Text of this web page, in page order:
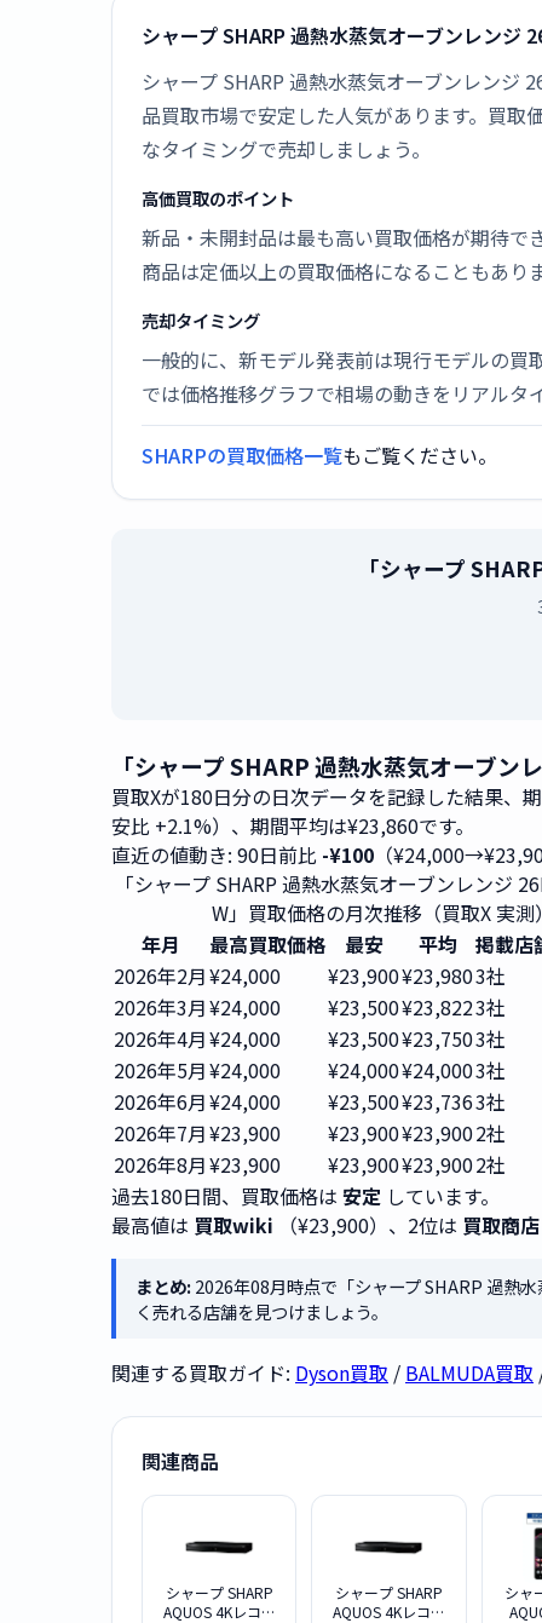
シャープ SHARP 過熱水蒸気オーブンレンジ
シャープ SHARP 過熱水蒸気オーブンレンジ
品買取市場で安定した人気があります。買取
なタイミングで売却しましょう。
高価買取のポイント
新品・未開封品は最も高い買取価格が期待で
商品は定価以上の買取価格になることもあり
売却タイミング
一般的に、新モデル発表前は現行モデルの買
では価格推移グラフで相場の動きをリアルタ
SHARPの買取価格一覧もご覧ください。
「シャープ
「シャープ SHARP 過熱水蒸気オーブ
買取Xが180日分の日次データを記録した結果、
安比 +2.1%）、期間平均は¥23,860です。
直近の値動き: 90日前比 -¥100 （
「シャープ SHARP 過熱水蒸気オーブンレンジ
W」買取価格の月次推移（買取X 実測
年月
最高買取価格 最安 平均
掲載店
2026年2月¥24,000 ¥23,900¥23,9803社
2026年3月¥24,000 ¥23,500¥23,8223社
2026年4月¥24,000 ¥23,500¥23,7503社
2026年5月¥24,000 ¥24,000¥24,0003社
2026年6月¥24,000 ¥23,500¥23,7363社
2026年7月¥23,900 ¥23,900¥23,9002社
2026年8月¥23,900 ¥23,900¥23,9002社
過去180日間、買取価格は 安定 しています。
最高値は 買取wiki （¥23,900）、2位は 買取商店
まとめ:2026年08月時点で「シャープ SHARP 過熱
く売れる店舗を見つけましょう。
関連する買取ガイド: Dyson買取 / BALMUDA買取
関連商品
シャープ SHARP
AQUOS 4Kレコー
シャープ SHARP
AQUOS 4Kレコー
シャ